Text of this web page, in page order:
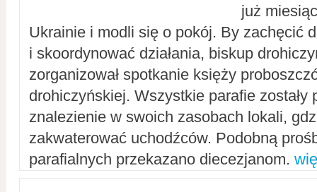
już
Ukrainie i modli się o pokój. By zachęcić
i skoordynować działania, biskup
zorganizował spotkanie księży
drohiczyńskiej. Wszystkie parafie zostały
znalezienie w swoich zasobach lokali,
zakwaterować uchodźców. Podobną
parafialnych przekazano diecezjanom.